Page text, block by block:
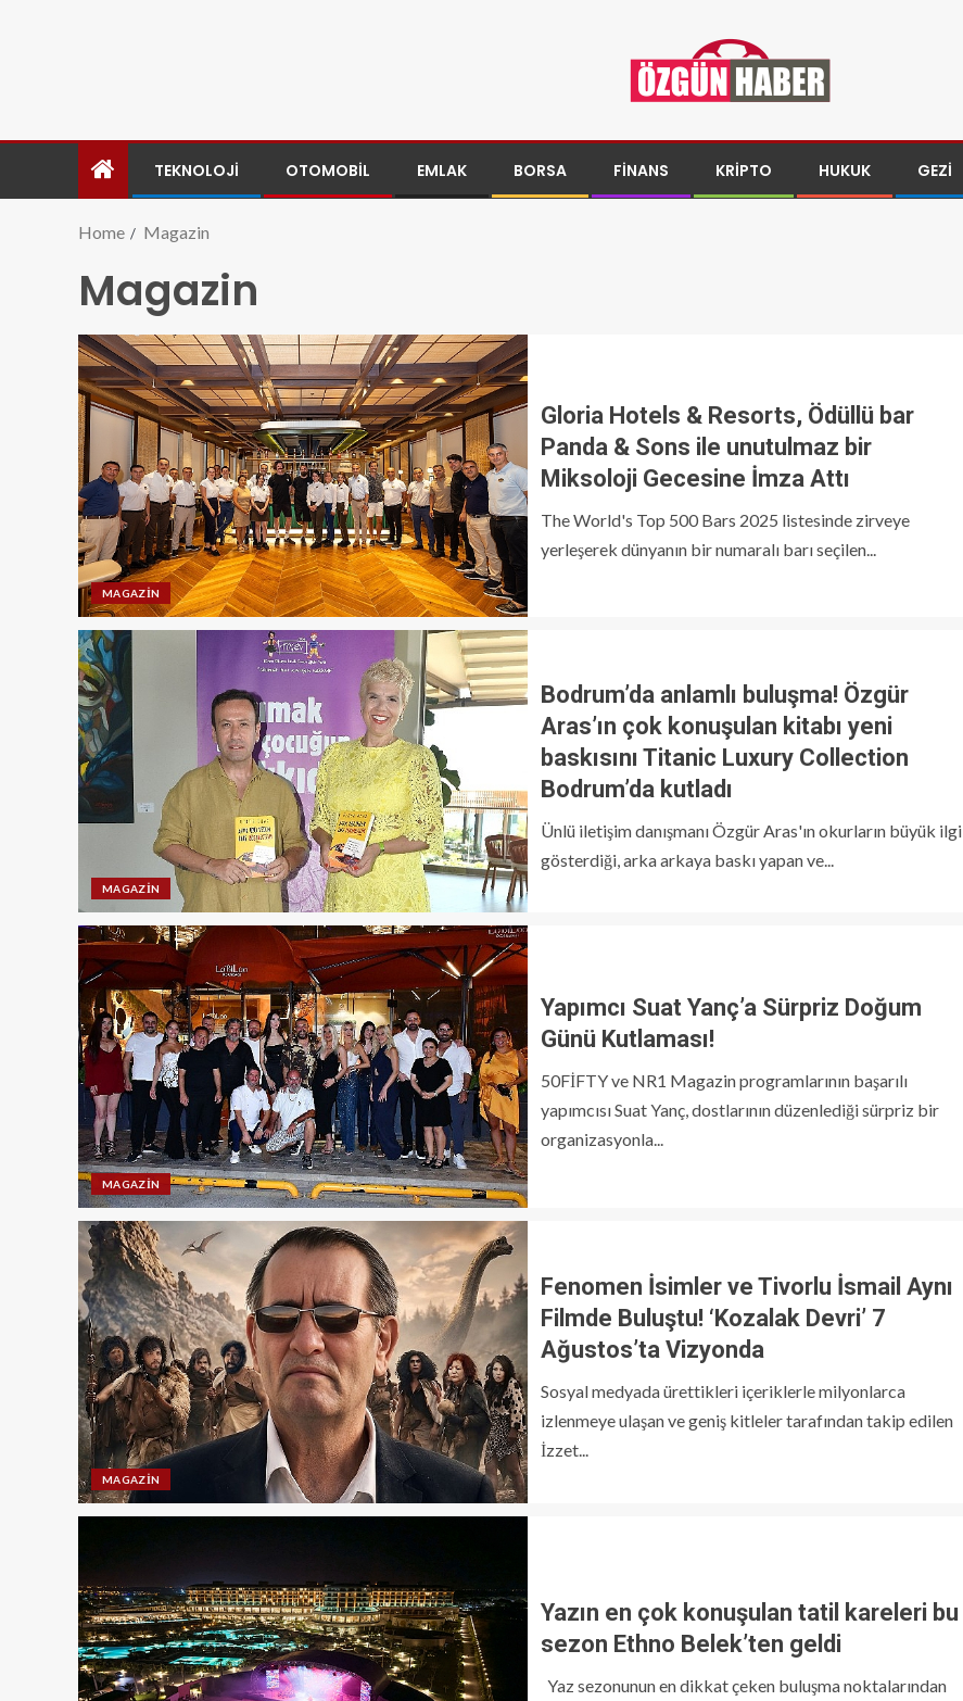
TEKNOLOJI OTOMOBIL EMLAK BORSA FINANS KRIPTO HUKUK GEZI
Home Magazin
Magazin
MAGAZIN
Gloria Hotels & Resorts, Ödüllü bar
Panda & Sons ile unutulmaz bir
Miksoloji Gecesine İmza Attı
The World's Top 500 Bars 2025 listesinde zirveye
yerleşerek dünyanın bir numaralı barı seçilen...
MAGAZIN
Bodrum’da anlamlı buluşma! Özgür
Aras’ın çok konuşulan kitabı yeni
baskısını Titanic Luxury Collection
Bodrum’da kutladı
Ünlü iletişim danışmanı Özgür Aras'ın okurların büyük ilgi
gösterdiği, arka arkaya baskı yapan ve...
MAGAZIN
Yapımcı Suat Yanç’a Sürpriz Doğum
Günü Kutlaması!
50FİFTY ve NR1 Magazin programlarının başarılı
yapımcısı Suat Yanç, dostlarının düzenlediği sürpriz bir
organizasyonla...
MAGAZIN
Fenomen İsimler ve Tivorlu İsmail Aynı
Filmde Buluştu! ‘Kozalak Devri’ 7
Ağustos’ta Vizyonda
Sosyal medyada ürettikleri içeriklerle milyonlarca
izlenmeye ulaşan ve geniş kitleler tarafından takip edilen
İzzet...
Yazın en çok konuşulan tatil kareleri bu
sezon Ethno Belek’ten geldi
Yaz sezonunun en dikkat çeken buluşma noktalarından